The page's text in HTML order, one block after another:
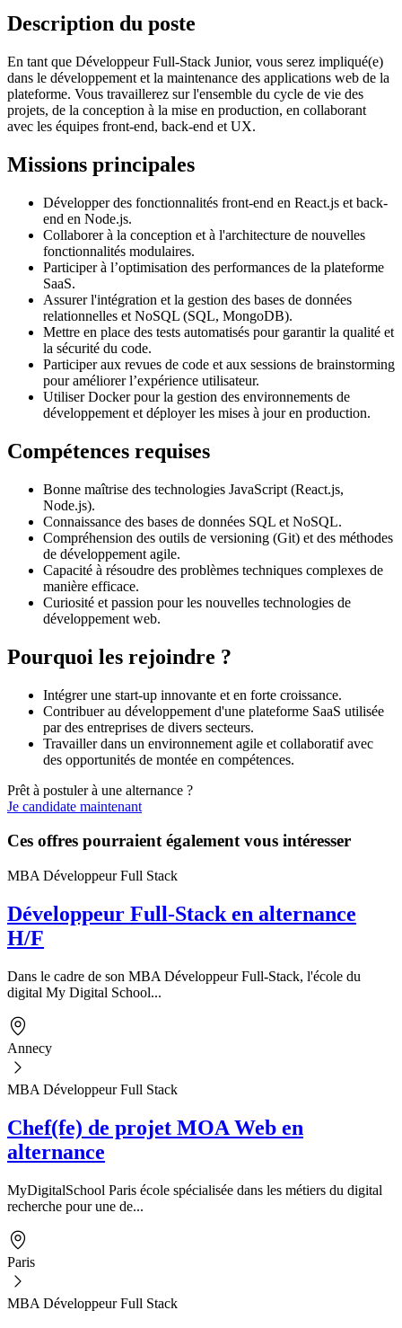
Description du poste
En tant que Développeur Full-Stack Junior, vous serez impliqué(e)
dans le développement et la maintenance des applications web de la
plateforme. Vous travaillerez sur l'ensemble du cycle de vie des
projets, de la conception à la mise en production, en collaborant
avec les équipes front-end, back-end et UX.
Missions principales
Développer des fonctionnalités front-end en React.js et back-
end en Node.js.
Collaborer à la conception et à l'architecture de nouvelles
fonctionnalités modulaires.
Participer à l’optimisation des performances de la plateforme
SaaS.
Assurer l'intégration et la gestion des bases de données
relationnelles et NoSQL (SQL, MongoDB).
Mettre en place des tests automatisés pour garantir la qualité et
la sécurité du code.
Participer aux revues de code et aux sessions de brainstorming
pour améliorer l’expérience utilisateur.
Utiliser Docker pour la gestion des environnements de
développement et déployer les mises à jour en production.
Compétences requises
Bonne maîtrise des technologies JavaScript (React.js,
Node.js).
Connaissance des bases de données SQL et NoSQL.
Compréhension des outils de versioning (Git) et des méthodes
de développement agile.
Capacité à résoudre des problèmes techniques complexes de
manière efficace.
Curiosité et passion pour les nouvelles technologies de
développement web.
Pourquoi les rejoindre ?
Intégrer une start-up innovante et en forte croissance.
Contribuer au développement d'une plateforme SaaS utilisée
par des entreprises de divers secteurs.
Travailler dans un environnement agile et collaboratif avec
des opportunités de montée en compétences.
Prêt à postuler à une alternance ?
Je candidate maintenant
Ces offres pourraient également vous intéresser
MBA Développeur Full Stack
Développeur Full-Stack en alternance
H/F
Dans le cadre de son MBA Développeur Full-Stack, l'école du
digital My Digital School...
Annecy
MBA Développeur Full Stack
Chef(fe) de projet MOA Web en
alternance
MyDigitalSchool Paris école spécialisée dans les métiers du digital
recherche pour une de...
Paris
MBA Développeur Full Stack